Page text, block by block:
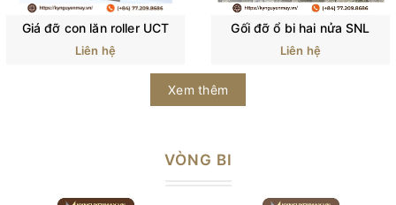
Giá đỡ con lăn roller UCT
Liên hệ
Gối đỡ ổ bi hai nửa SNL
Liên hệ
Xem thêm
VÒNG BI